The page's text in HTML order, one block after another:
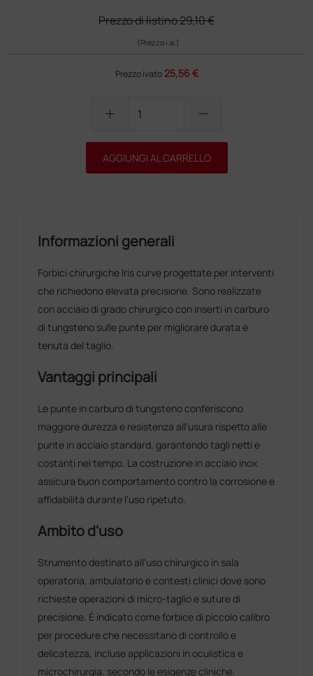
Prezzo di listino29,10 €
(Prezzo i.e.)
Prezzo ivato 25,56 €
add remove
AGGIUNGI AL CARRELLO
Informazioni generali
Forbici chirurgiche Iris curve progettate per interventi
che richiedono elevata precisione. Sono realizzate
con acciaio di grado chirurgico con inserti in carburo
di tungsteno sulle punte per migliorare durata e
tenuta del taglio.
Vantaggi principali
Le punte in carburo di tungsteno conferiscono
maggiore durezza e resistenza all'usura rispetto alle
punte in acciaio standard, garantendo tagli netti e
costanti nel tempo. La costruzione in acciaio inox
assicura buon comportamento contro la corrosione e
affidabilità durante l'uso ripetuto.
Ambito d'uso
Strumento destinato all'uso chirurgico in sala
operatoria, ambulatorio e contesti clinici dove sono
richieste operazioni di micro-taglio e suture di
precisione. È indicato come forbice di piccolo calibro
per procedure che necessitano di controllo e
delicatezza, incluse applicazioni in oculistica e
microchirurgia, secondo le esigenze cliniche.